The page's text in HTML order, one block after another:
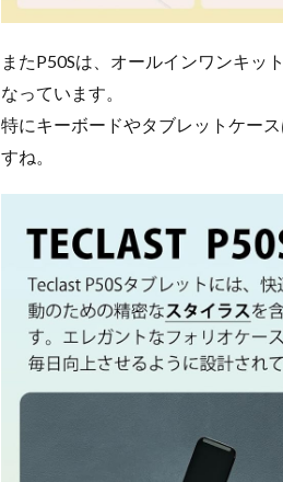
またP50Sは、オールインワンキッ
なっています。
特にキーボードやタブレットケー
すね。